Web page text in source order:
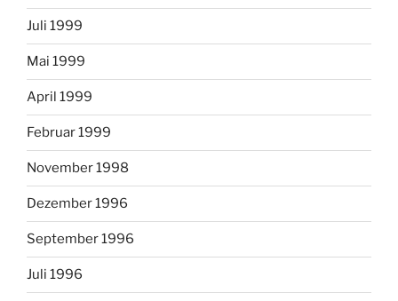
Juli 1999
Mai 1999
April 1999
Februar 1999
November 1998
Dezember 1996
September 1996
Juli 1996